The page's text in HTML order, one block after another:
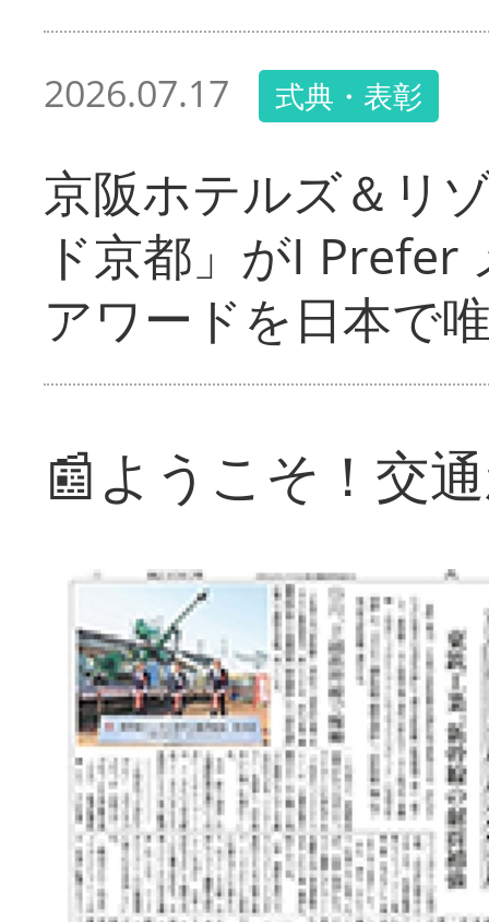
2026.07.17 式典・表彰
京阪ホテルズ＆リ
ド京都」がI
アワードを日本で
📰ようこそ！交